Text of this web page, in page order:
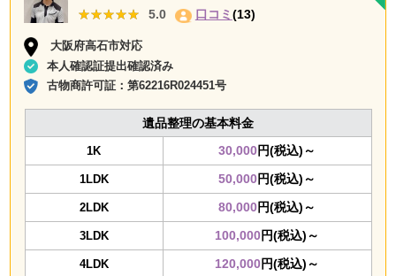
★★★★★
★★★★★ 5.0 口コミ(13)
大阪府高石市対応
本人確認証提出確認済み
古物商許可証：第62216R024451号
遺品整理の基本料金
1K 30,000円(税込)～
1LDK 50,000円(税込)～
2LDK 80,000円(税込)～
3LDK 100,000円(税込)～
4LDK 120,000円(税込)～